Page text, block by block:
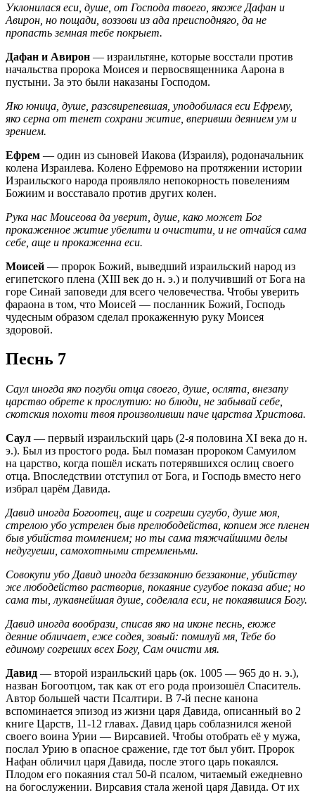
Уклонилася еси, душе, от Господа твоего, якоже Дафан и
Авирон, но пощади, воззови из ада преисподняго, да не
пропасть земная тебе покрыет.
Дафан и Авирон — израильтяне, которые восстали против
начальства пророка Моисея и первосвященника Аарона в
пустыни. За это были наказаны Господом.
Яко юница, душе, разсвирепевшая, уподобилася еси Ефрему,
яко серна от тенет сохрани житие, вперивши деянием ум и
зрением.
Ефрем — один из сыновей Иакова (Израиля), родоначальник
колена Израилева. Колено Ефремово на протяжении истории
Израильского народа проявляло непокорность повелениям
Божиим и восставало против других колен.
Рука нас Моисеова да уверит, душе, како может Бог
прокаженное житие убелити и очистити, и не отчайся сама
себе, аще и прокаженна еси.
Моисей — пророк Божий, выведший израильский народ из
египетского плена (XIII век до н. э.) и получивший от Бога на
горе Синай заповеди для всего человечества. Чтобы уверить
фараона в том, что Моисей — посланник Божий, Господь
чудесным образом сделал прокаженную руку Моисея
здоровой.
Песнь 7
Саул иногда яко погуби отца своего, душе, ослята, внезапу
царство обрете к прослутию: но блюди, не забывай себе,
скотския похоти твоя произволивши паче царства Христова.
Саул — первый израильский царь (2-я половина XI века до н.
э.). Был из простого рода. Был помазан пророком Самуилом
на царство, когда пошёл искать потерявшихся ослиц своего
отца. Впоследствии отступил от Бога, и Господь вместо него
избрал царём Давида.
Давид иногда Богоотец, аще и согреши сугубо, душе моя,
стрелою убо устрелен быв прелюбодейства, копием же пленен
быв убийства томлением; но ты сама тяжчайшими делы
недугуеши, самохотными стремленьми.
Совокупи убо Давид иногда беззаконию беззаконие, убийству
же любодейство растворив, покаяние сугубое показа абие; но
сама ты, лукавнейшая душе, соделала еси, не покаявшися Богу.
Давид иногда вообрази, списав яко на иконе песнь, еюже
деяние обличает, еже содея, зовый: помилуй мя, Тебе бо
единому согреших всех Богу, Сам очисти мя.
Давид — второй израильский царь (ок. 1005 — 965 до н. э.),
назван Богоотцом, так как от его рода произошёл Спаситель.
Автор большей части Псалтири. В 7-й песне канона
вспоминается эпизод из жизни царя Давида, описанный во 2
книге Царств, 11-12 главах. Давид царь соблазнился женой
своего воина Урии — Вирсавией. Чтобы отобрать её у мужа,
послал Урию в опасное сражение, где тот был убит. Пророк
Нафан обличил царя Давида, после этого царь покаялся.
Плодом его покаяния стал 50-й псалом, читаемый ежедневно
на богослужении. Вирсавия стала женой царя Давида. От их